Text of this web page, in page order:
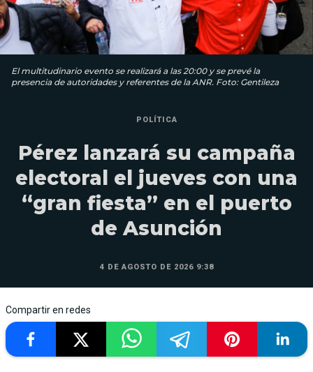
El multitudinario evento se realizará a las 20:00 y se prevé la
presencia de autoridades y referentes de la ANR. Foto: Gentileza
POLÍTICA
Pérez lanzará su campaña
electoral el jueves con una
“gran fiesta” en el puerto
de Asunción
4 DE AGOSTO DE 2026 9:38
Compartir en redes